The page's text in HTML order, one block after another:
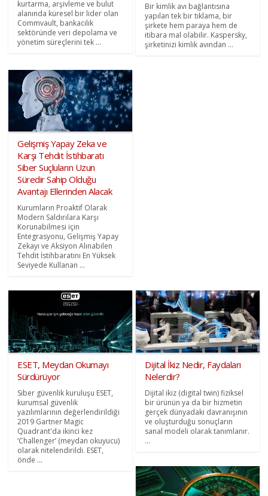
kurtarma, arşivleme ve bulut
alanında küresel bir lider olan
Commvault, bankacılık
sektöründe veri depolama ve
yönetim süreçlerini tek ...
Bir kimlik avı bağlantısına
yapılan tek bir tıklama, bir
şirkete hem paraya hem de
itibara mal olabilir. Kaspersky,
şirketinizi kimlik avından ...
Gelişmiş Yapay Zeka ve
Karşı Tehdit İstihbaratı
Siber Suçluların Uzun
Süredir Sahip Olduğu
Avantajı Ellerinden Alacak
Kurumların Proaktif Olarak
Modern Saldırılara Karşı
Korunabilmesi için
Entegrasyonu, Gelişmiş Yapay
Zekayı ve Aksiyon Alınabilen
Tehdit İstihbaratını En Yüksek
Seviyede Kullanan ...
ESET, Meydan Okumayı
Sürdürüyor
Siber güvenlik kuruluşu ESET,
kurumsal güvenlik
yazılımlarının değerlendirildiği
2019 Gartner Magic
Quadrant'da ikinci kez
‘Challenger’ (meydan okuyucu)
olarak nitelendirildi. ESET,
önde ...
Dijital İkiz Nedir, Faydaları
Nelerdir?
Dijital ikiz (digital twin) fiziksel
bir ürünün ya da bir hizmetin
gerçek dünyadaki davranışının
ve oluşturduğu sonuçların
sanal modeli olarak tanımlanır.
...